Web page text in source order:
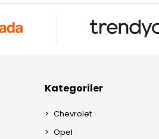
Kategoriler
Chevrolet
Opel